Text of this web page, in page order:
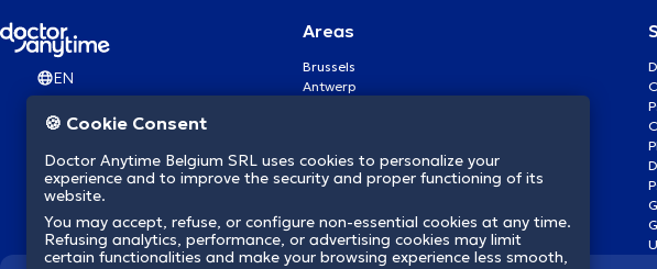
EN
Areas
Brussels
Antwerp
Brugge
Namur
Mons
Aalst Flandre-Orientale
🍪 Cookie Consent
Doctor Anytime Belgium SRL uses cookies to personalize your
experience and to improve the security and proper functioning of its
website.
You may accept, refuse, or configure non-essential cookies at any time.
Refusing analytics, performance, or advertising cookies may limit
certain functionalities and make your browsing experience less smooth,